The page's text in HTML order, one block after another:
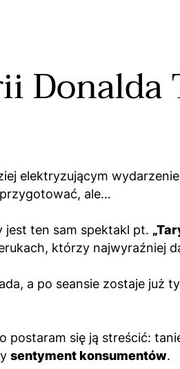
Donalda
elektryzującym
ale…
jest ten sam spektakl pt.
którzy najwyraźniej
a po seansie zostaje
postaram się ją streścić:
sentyment konsumentów.